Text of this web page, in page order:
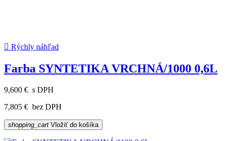
 Rýchly náhľad
Farba SYNTETIKA VRCHNÁ/1000 0,6L
9,600 € s DPH
7,805 € bez DPH
shopping_cart Vložiť do košíka